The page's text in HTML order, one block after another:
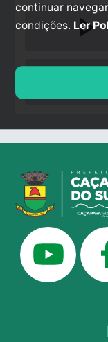
play_arrow
continuar
condições. Ler